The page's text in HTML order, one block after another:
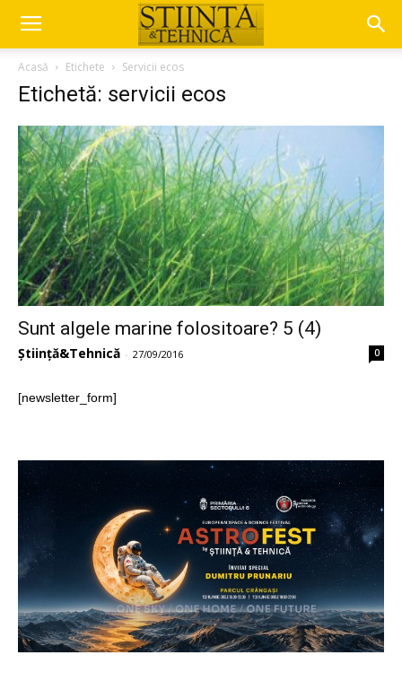
Acasă Etichete Servicii ecos
Etichetă: servicii ecos
Sunt algele marine folositoare? 5 (4)
Știință&Tehnică - 27/09/2016 0
[newsletter_form]